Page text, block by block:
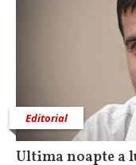
Editorial
Ultima noapte a